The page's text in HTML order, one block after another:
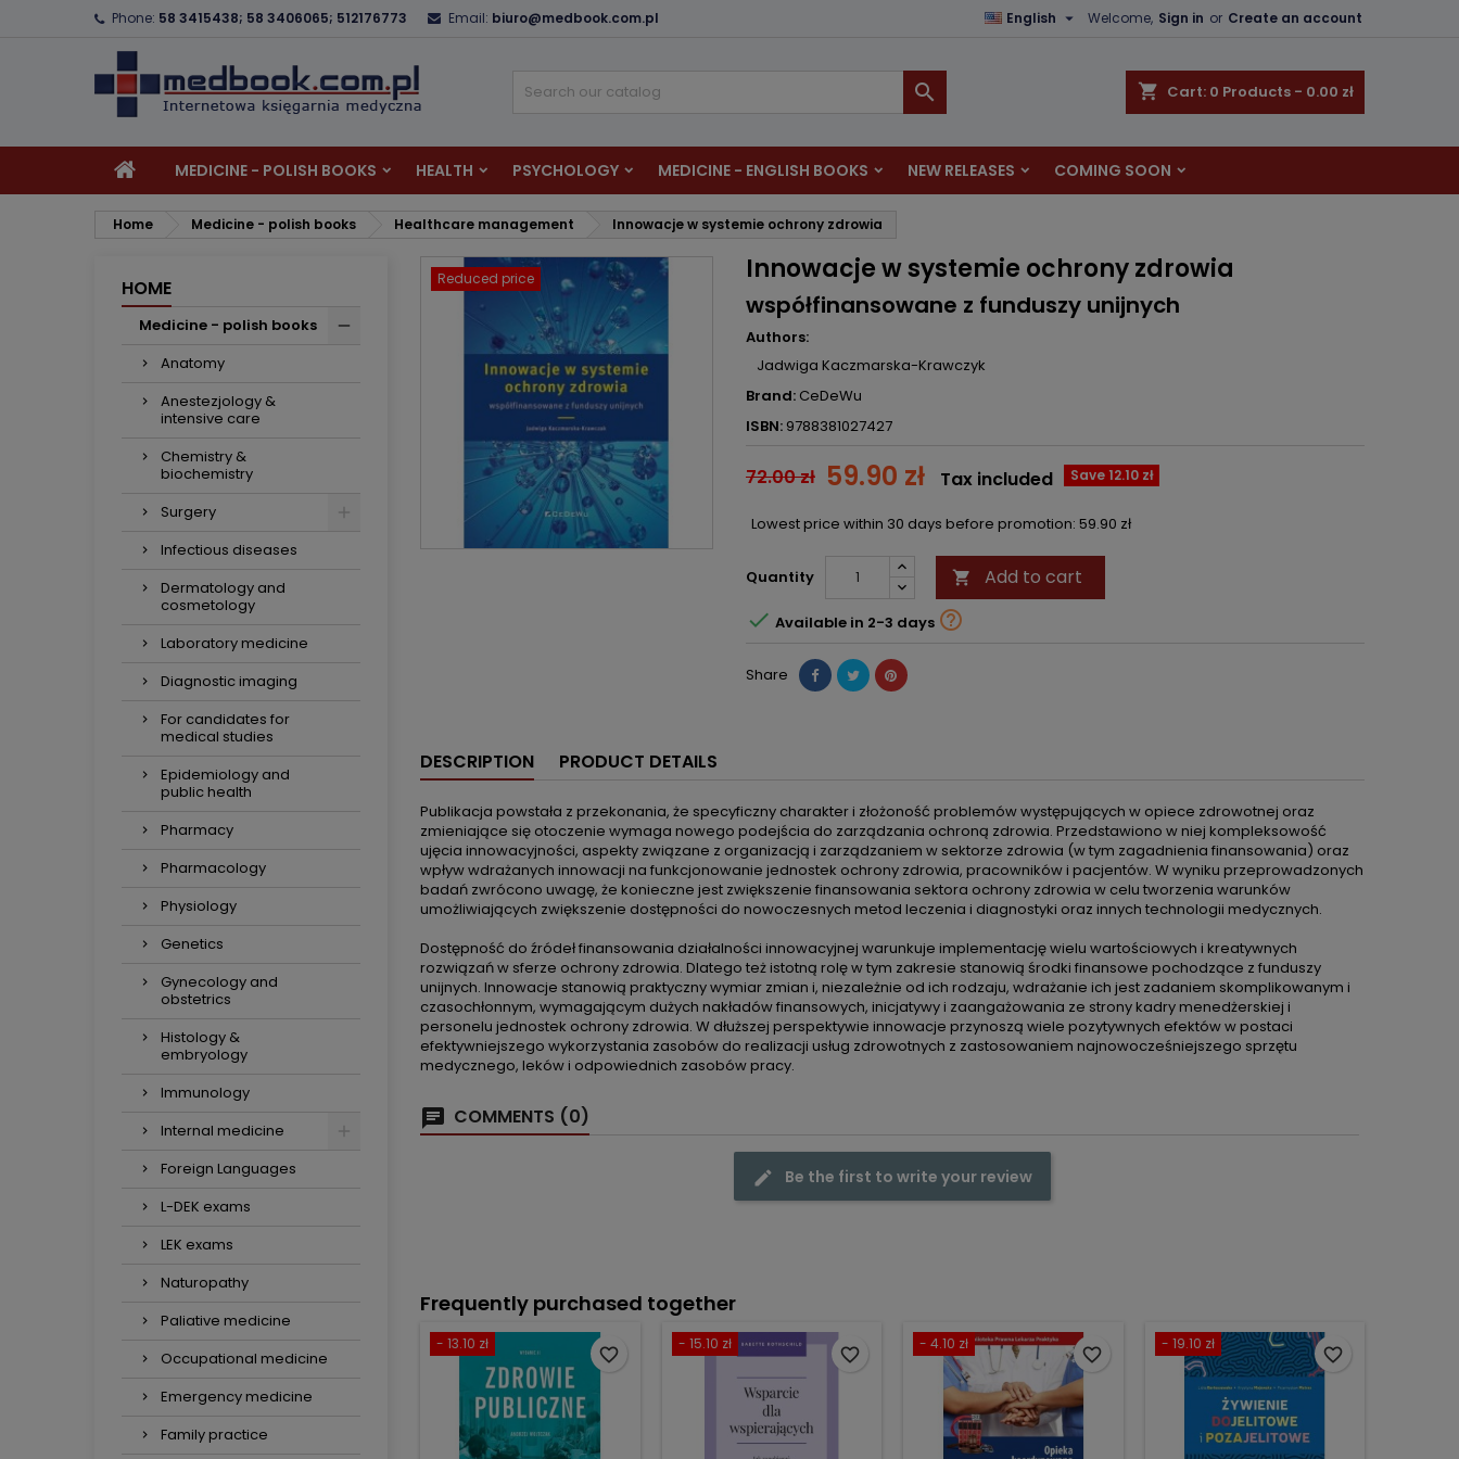
Phone: 58 3415438; 58 3406065; 512176773 Email: biuro@medbook.com.pl Welcome, Sign in or Create an account
English 
shopping_cart Cart: 0 Products - 0.00 zł

MEDICINE - POLISH BOOKS HEALTH PSYCHOLOGY MEDICINE - ENGLISH BOOKS NEW RELEASES COMING SOON
Home Medicine - polish books Healthcare management Innowacje w systemie ochrony zdrowia
HOME
Medicine - polish books
Anatomy
Anestezjology &
intensive care
Chemistry &
biochemistry
Surgery
Infectious diseases
Dermatology and
cosmetology
Laboratory medicine
Diagnostic imaging
For candidates for
medical studies
Epidemiology and
public health
Pharmacy
Pharmacology
Physiology
Genetics
Gynecology and
obstetrics
Histology &
embryology
Immunology
Internal medicine
Foreign Languages
L-DEK exams
LEK exams
Naturopathy
Paliative medicine
Occupational medicine
Emergency medicine
Family practice
Reduced price Innowacje w systemie ochrony zdrowia
współfinansowane z funduszy unijnych
Authors:
Jadwiga Kaczmarska-Krawczyk
Brand: CeDeWu
ISBN: 9788381027427
72.00 zł 59.90 zł Save 12.10 zł
Tax included
Lowest price within 30 days before promotion: 59.90 zł
Quantity  Add to cart
 Available in 2-3 days 
Share
DESCRIPTION PRODUCT DETAILS
Publikacja powstała z przekonania, że specyficzny charakter i złożoność problemów występujących w opiece zdrowotnej oraz
zmieniające się otoczenie wymaga nowego podejścia do zarządzania ochroną zdrowia. Przedstawiono w niej kompleksowość
ujęcia innowacyjności, aspekty związane z organizacją i zarządzaniem w sektorze zdrowia (w tym zagadnienia finansowania) oraz
wpływ wdrażanych innowacji na funkcjonowanie jednostek ochrony zdrowia, pracowników i pacjentów. W wyniku przeprowadzonych
badań zwrócono uwagę, że konieczne jest zwiększenie finansowania sektora ochrony zdrowia w celu tworzenia warunków
umożliwiających zwiększenie dostępności do nowoczesnych metod leczenia i diagnostyki oraz innych technologii medycznych.
Dostępność do źródeł finansowania działalności innowacyjnej warunkuje implementację wielu wartościowych i kreatywnych
rozwiązań w sferze ochrony zdrowia. Dlatego też istotną rolę w tym zakresie stanowią środki finansowe pochodzące z funduszy
unijnych. Innowacje stanowią praktyczny wymiar zmian i, niezależnie od ich rodzaju, wdrażanie ich jest zadaniem skomplikowanym i
czasochłonnym, wymagającym dużych nakładów finansowych, inicjatywy i zaangażowania ze strony kadry menedżerskiej i
personelu jednostek ochrony zdrowia. W dłuższej perspektywie innowacje przynoszą wiele pozytywnych efektów w postaci
efektywniejszego wykorzystania zasobów do realizacji usług zdrowotnych z zastosowaniem najnowocześniejszego sprzętu
medycznego, leków i odpowiednich zasobów pracy.
COMMENTS (0)
Be the first to write your review
Frequently purchased together
- 13.10 zł
favorite_border
- 15.10 zł
favorite_border
- 4.10 zł
favorite_border
- 19.10 zł
favorite_border
Cancel
You need to be logged in to save products in your wishlist.